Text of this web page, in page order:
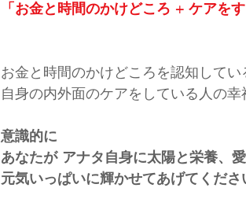
「お金と時間のかけどころ + ケアを
お金と時間のかけどころを認知してい
自身の内外面のケアをしている人の幸
意識的に
あなたが アナタ自身に太陽と栄養、
元気いっぱいに輝かせてあげてくださ